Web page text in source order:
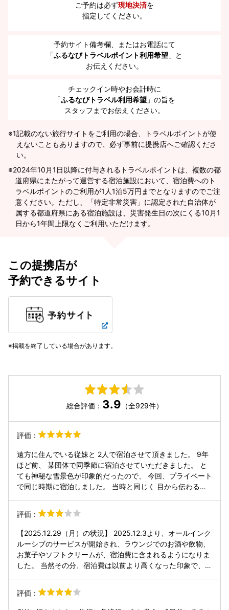
ご予約は必ず現地決済を
指定してください。
予約サイト備考欄、またはお電話にて
「ふるなびトラベルポイント利用希望 」と
お伝えください。
チェックイン時やお会計時に
「ふるなびトラベル利用希望 」の旨を
スタッフまでお伝えください。
※1記載のない旅行サイトをご利用の場合、トラベルポイントが使
えないこともありますので、必ず事前に提携店へご確認くださ
い。
2024年10月1日以降に付与されるトラベルポイントは、複数の都
道府県にまたがって運営する宿泊施設において、宿泊費へのト
ラベルポイントのご利用が1人1泊5万円までとなりますのでご注
意ください。ただし、「特定非常災害」に認定された自治体が
属する都道府県にある宿泊施設は、災害発生日の次にくる10月1
日から1年間上限なくご利用いただけます。
この提携店が
予約できるサイト
掲載を終了している場合があります。
総合評価： 3.9 （全929件）
評価：
遠方に住んでいる従妹と 2人で宿泊させて頂きました。 9年
ほど前、 某団体で同季節に宿泊させていただきました。 と
ても神秘な雪景色が印象的だったので、 今回、プライベート
で同じ時期に宿泊しました。 当時と同じく 目から伝わる雪
呂、檜風呂、大浴場、 全部入浴いたしました。 すべて最高
なお風呂でした。 お食事も、狩場焼きで 全部美味しくいた
だきました。 贅沢言っていいなら 狩場焼きの鱒…、 少し高
額になっても鮎のが好き。 今回の旅、 従妹も私も すごく良
い宿泊ができたと満足して帰路しました。 でも、一つだけ質
問が…。 ビール、日本酒など、 アルコールの自販機を探し
てもみつからなかったのです。 アルコールの自販機は あっ
評価：
【2025.12.29（月）の状況】 2025.12.3より、オールインク
ルーシブのサービスが開始され、ラウンジでのお酒や飲物、
お菓子やソフトクリームが、宿泊費に含まれるようになりま
した。 当然その分、宿泊費は以前より高くなった印象で、春
り、冬期間の普段の土曜より約5000円アップです。 ◎夕食
（平家お狩場焼き）について 基本プランだと、個室ではなく
お狩場大広間「一番館」での夕食です。雰囲気ある炭火焼き
評価：